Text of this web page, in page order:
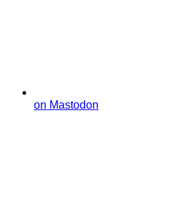
on Mastodon